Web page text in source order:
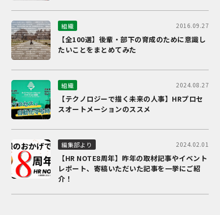
組織 2016.09.27
【全100選】後輩・部下の育成のために意識し
たいことをまとめてみた
組織 2024.08.27
【テクノロジーで描く未来の人事】HRプロセ
スオートメーションのススメ
編集部より 2024.02.01
【HR NOTE8周年】昨年の取材記事やイベント
レポート、寄稿いただいた記事を一挙にご紹
介！